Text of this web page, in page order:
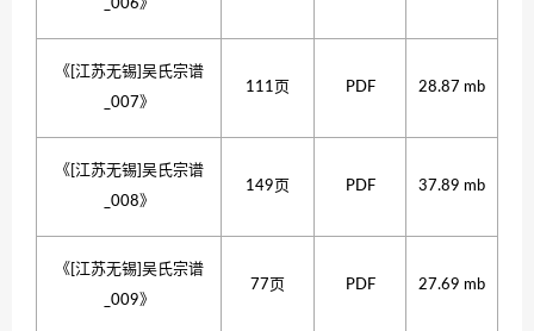
_006》
《[江苏无锡]吴氏宗谱
_007》
111页 PDF 28.87 mb
《[江苏无锡]吴氏宗谱
_008》
149页 PDF 37.89 mb
《[江苏无锡]吴氏宗谱
_009》
77页 PDF 27.69 mb